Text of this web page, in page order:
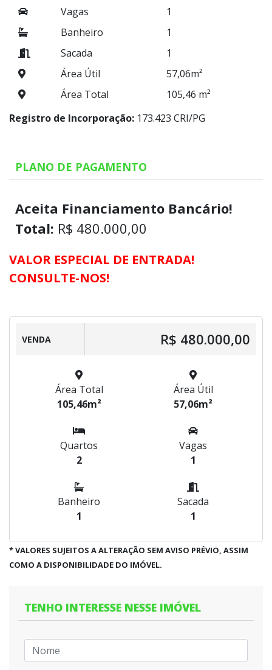
Vagas
1
Banheiro
1
Sacada
1
Área Útil
57,06m²
Área Total
105,46 m²
Registro de Incorporação: 173.423 CRI/PG
PLANO DE PAGAMENTO
Aceita Financiamento Bancário!
Total: R$ 480.000,00
VALOR ESPECIAL DE ENTRADA!
CONSULTE-NOS!
VENDA R$ 480.000,00
Área Total
105,46m²
Área Útil
57,06m²
Quartos
2
Vagas
1
Banheiro
1
Sacada
1
* VALORES SUJEITOS A ALTERAÇÃO SEM AVISO PRÉVIO, ASSIM
COMO A DISPONIBILIDADE DO IMÓVEL.
TENHO INTERESSE NESSE IMÓVEL